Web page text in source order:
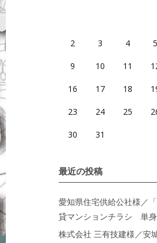
2 3 4 5
9 10 11
16 17 18
23 24 25
30 31
最近の投稿
愛知県住宅供給公社様／
貸マンションチラシ 単身
株式会社 三有技建様／安